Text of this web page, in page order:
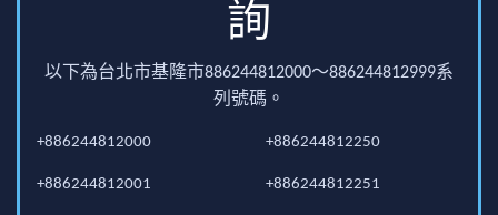
詢
以下為台北市基隆市886244812000～886244812999系
列號碼。
+886244812000
+886244812001
+886244812250
+886244812251